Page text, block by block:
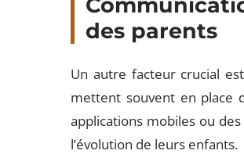
des parents
Un autre facteur crucial
mettent souvent en place
applications mobiles ou
l’évolution de leurs enfants.